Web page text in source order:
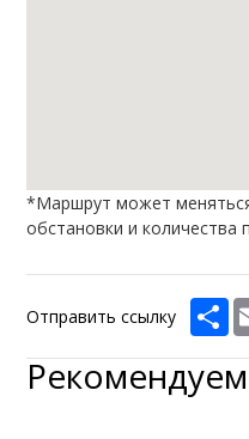
*Маршрут может
обстановки и количества
Отправить ссылку